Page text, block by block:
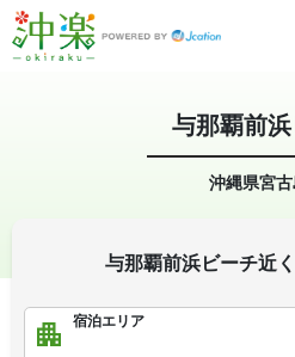
与那覇前
沖縄県宮
与那覇前浜ビーチ近
宿泊エリア